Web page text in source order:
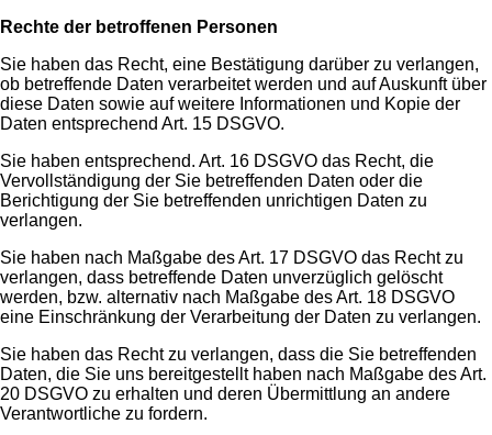
Rechte der betroffenen Personen
Sie haben das Recht, eine Bestätigung darüber zu verlangen,
ob betreffende Daten verarbeitet werden und auf Auskunft über
diese Daten sowie auf weitere Informationen und Kopie der
Daten entsprechend Art. 15 DSGVO.
Sie haben entsprechend. Art. 16 DSGVO das Recht, die
Vervollständigung der Sie betreffenden Daten oder die
Berichtigung der Sie betreffenden unrichtigen Daten zu
verlangen.
Sie haben nach Maßgabe des Art. 17 DSGVO das Recht zu
verlangen, dass betreffende Daten unverzüglich gelöscht
werden, bzw. alternativ nach Maßgabe des Art. 18 DSGVO
eine Einschränkung der Verarbeitung der Daten zu verlangen.
Sie haben das Recht zu verlangen, dass die Sie betreffenden
Daten, die Sie uns bereitgestellt haben nach Maßgabe des Art.
20 DSGVO zu erhalten und deren Übermittlung an andere
Verantwortliche zu fordern.